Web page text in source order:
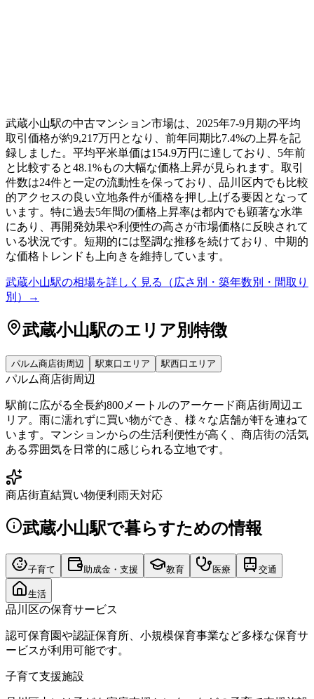
武蔵小山駅の中古マンション市場は、2025年7-9月期の平均
取引価格が約9,217万円となり、前年同期比7.4%の上昇を記
録しました。平均平米単価は154.9万円に達しており、5年前
と比較すると48.1%もの大幅な価格上昇が見られます。取引
件数は24件と一定の流動性を保っており、品川区内でも比較
的アクセスの良い立地条件が価格を押し上げる要因となって
います。特に過去5年間の価格上昇率は都内でも顕著な水準
にあり、再開発効果や利便性の高さが市場価格に反映されて
いる状況です。短期的には堅調な推移を続けており、中期的
な価格トレンドも上向きを維持しています。
武蔵小山駅の相場を詳しく見る（広さ別・築年数別・間取り
別）→
武蔵小山駅のエリア別特徴
パルム商店街周辺 駅東口エリア 駅西口エリア
パルム商店街周辺
駅前に広がる全長約800メートルのアーケード商店街周辺エ
リア。雨に濡れずに買い物ができ、様々な店舗が軒を連ねて
います。マンションからの生活利便性が高く、商店街の活気
ある雰囲気を日常的に感じられる立地です。
商店街直結買い物便利 雨天対応
武蔵小山駅で暮らすための情報
子育て 助成金・支援 教育 医療 交通
生活
品川区の保育サービス
認可保育園や認証保育所、小規模保育事業など多様な保育サ
ービスが利用可能です。
子育て支援施設